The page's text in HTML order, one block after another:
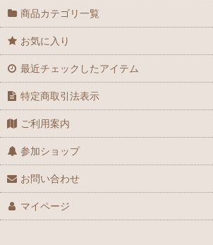
商品カテゴリ一覧
お気に入り
最近チェックしたアイテム
特定商取引法表示
ご利用案内
参加ショップ
お問い合わせ
マイページ